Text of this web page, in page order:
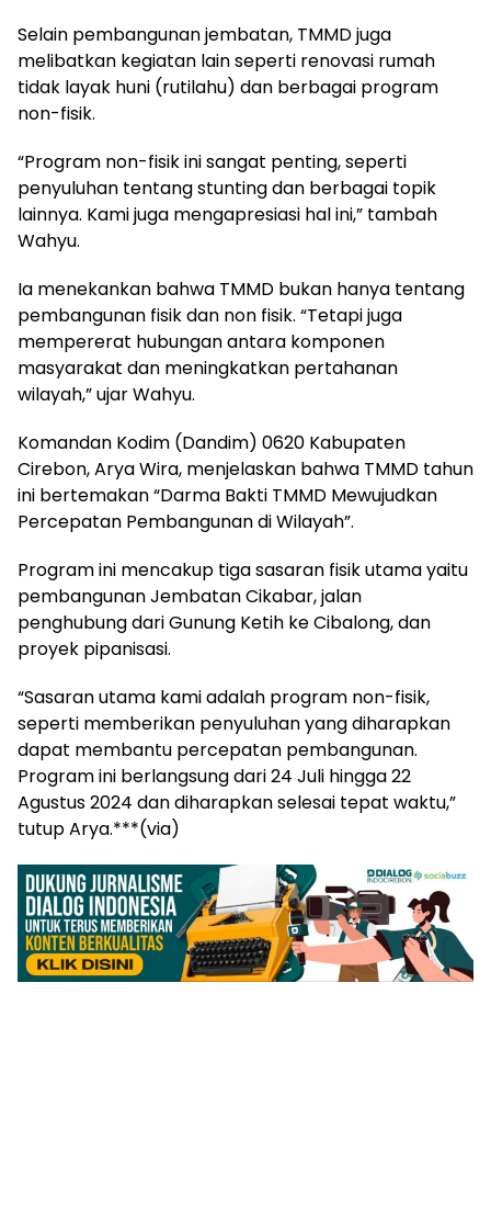
Selain pembangunan jembatan, TMMD juga
melibatkan kegiatan lain seperti renovasi rumah
tidak layak huni (rutilahu) dan berbagai program
non-fisik.
“Program non-fisik ini sangat penting, seperti
penyuluhan tentang stunting dan berbagai topik
lainnya. Kami juga mengapresiasi hal ini,” tambah
Wahyu.
Ia menekankan bahwa TMMD bukan hanya tentang
pembangunan fisik dan non fisik. “Tetapi juga
mempererat hubungan antara komponen
masyarakat dan meningkatkan pertahanan
wilayah,” ujar Wahyu.
Komandan Kodim (Dandim) 0620 Kabupaten
Cirebon, Arya Wira, menjelaskan bahwa TMMD tahun
ini bertemakan “Darma Bakti TMMD Mewujudkan
Percepatan Pembangunan di Wilayah”.
Program ini mencakup tiga sasaran fisik utama yaitu
pembangunan Jembatan Cikabar, jalan
penghubung dari Gunung Ketih ke Cibalong, dan
proyek pipanisasi.
“Sasaran utama kami adalah program non-fisik,
seperti memberikan penyuluhan yang diharapkan
dapat membantu percepatan pembangunan.
Program ini berlangsung dari 24 Juli hingga 22
Agustus 2024 dan diharapkan selesai tepat waktu,”
tutup Arya.***(via)